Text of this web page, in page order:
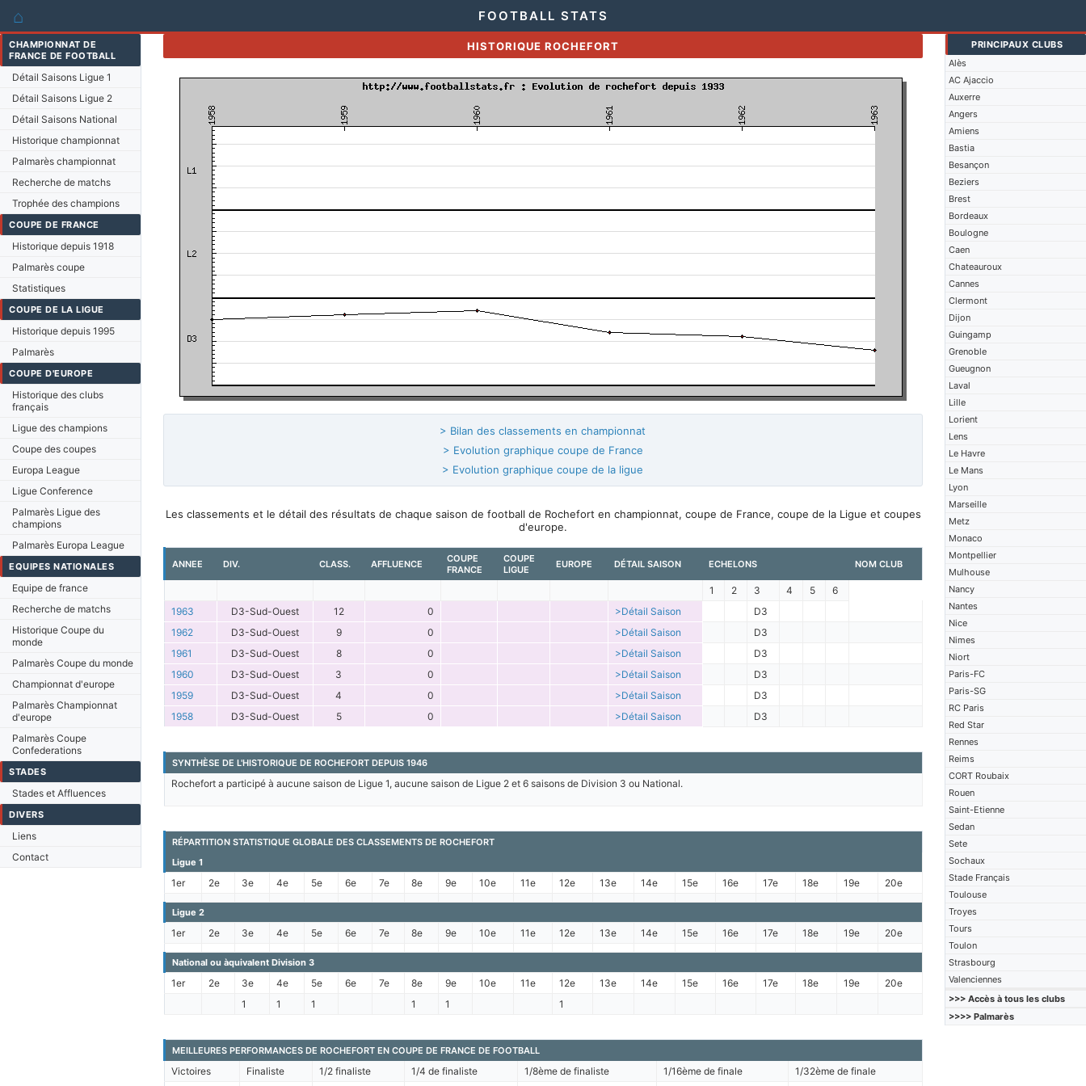
⌂ FOOTBALL STATS
CHAMPIONNAT DE
FRANCE DE FOOTBALL
Détail Saisons Ligue 1
Détail Saisons Ligue 2
Détail Saisons National
Historique championnat
Palmarès championnat
Recherche de matchs
Trophée des champions
COUPE DE FRANCE
Historique depuis 1918
Palmarès coupe
Statistiques
COUPE DE LA LIGUE
Historique depuis 1995
Palmarès
COUPE D'EUROPE
Historique des clubs
français
Ligue des champions
Coupe des coupes
Europa League
Ligue Conference
Palmarès Ligue des
champions
Palmarès Europa League
EQUIPES NATIONALES
Equipe de france
Recherche de matchs
Historique Coupe du
monde
Palmarès Coupe du monde
Championnat d'europe
Palmarès Championnat
d'europe
Palmarès Coupe
Confederations
STADES
Stades et Affluences
DIVERS
Liens
Contact
PRINCIPAUX CLUBS
Alès
AC Ajaccio
Auxerre
Angers
Amiens
Bastia
Besançon
Beziers
Brest
Bordeaux
Boulogne
Caen
Chateauroux
Cannes
Clermont
Dijon
Guingamp
Grenoble
Gueugnon
Laval
Lille
Lorient
Lens
Le Havre
Le Mans
Lyon
Marseille
Metz
Monaco
Montpellier
Mulhouse
Nancy
Nantes
Nice
Nimes
Niort
Paris-FC
Paris-SG
RC Paris
Red Star
Rennes
Reims
CORT Roubaix
Rouen
Saint-Etienne
Sedan
Sete
Sochaux
Stade Français
Toulouse
Troyes
Tours
Toulon
Strasbourg
Valenciennes
>>> Accès à tous les clubs
>>>> Palmarès
HISTORIQUE ROCHEFORT
> Bilan des classements en championnat
> Evolution graphique coupe de France
> Evolution graphique coupe de la ligue
Les classements et le détail des résultats de chaque saison de football de Rochefort en championnat, coupe de France, coupe de la Ligue et coupes
d'europe.
ANNEE DIV. CLASS. AFFLUENCE
COUPE
FRANCE
COUPE
LIGUE
EUROPE DÉTAIL SAISON ECHELONS NOM CLUB
1 2 3 4 5
6
1963
D3-Sud-Ouest 12 0 >Détail Saison
D3
1962
D3-Sud-Ouest 9 0 >Détail Saison
D3
1961
D3-Sud-Ouest 8 0 >Détail Saison
D3
1960
D3-Sud-Ouest 3 0 >Détail Saison
D3
1959
D3-Sud-Ouest 4 0 >Détail Saison
D3
1958
D3-Sud-Ouest 5 0 >Détail Saison D3
SYNTHÈSE DE L'HISTORIQUE DE ROCHEFORT DEPUIS 1946
Rochefort a participé à aucune saison de Ligue 1, aucune saison de Ligue 2 et 6 saisons de Division 3 ou National.
RÉPARTITION STATISTIQUE GLOBALE DES CLASSEMENTS DE ROCHEFORT
Ligue 1
1er 2e 3e 4e 5e 6e 7e 8e 9e 10e 11e 12e 13e 14e 15e 16e 17e 18e 19e 20e
Ligue 2
1er 2e 3e 4e 5e 6e 7e 8e 9e 10e 11e 12e 13e 14e 15e 16e 17e 18e 19e 20e
National ou àquivalent Division 3
1er 2e 3e 4e 5e 6e 7e 8e 9e 10e 11e 12e 13e 14e 15e 16e 17e 18e 19e
20e
1
1 1 1 1 1
MEILLEURES PERFORMANCES DE ROCHEFORT EN COUPE DE FRANCE DE FOOTBALL
Victoires Finaliste 1/2 finaliste 1/4 de finaliste 1/8ème de finaliste 1/16ème de finale 1/32ème de finale